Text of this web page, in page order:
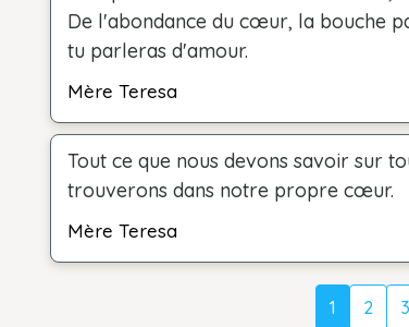
De l'abondance du cœur, la bouche
tu parleras d'amour.
Mère Teresa
Tout ce que nous devons savoir sur
trouverons dans notre propre cœur.
Mère Teresa
1 2 3